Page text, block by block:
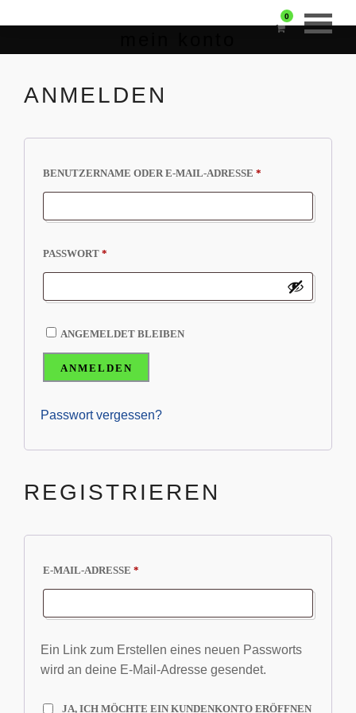
0
ANMELDEN
BENUTZERNAME ODER E-MAIL-ADRESSE *
PASSWORT *
ANGEMELDET BLEIBEN
ANMELDEN
Passwort vergessen?
REGISTRIEREN
E-MAIL-ADRESSE *
Ein Link zum Erstellen eines neuen Passworts
wird an deine E-Mail-Adresse gesendet.
JA, ICH MÖCHTE EIN KUNDENKONTO ERÖFFNEN